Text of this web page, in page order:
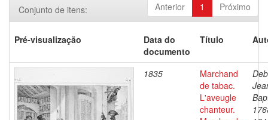
Anterior 1 Próximo
Conjunto de itens:
Pré-visualização
Data do
documento
Título
1835
Marchand
de tabac.
L'aveugle
chanteur.